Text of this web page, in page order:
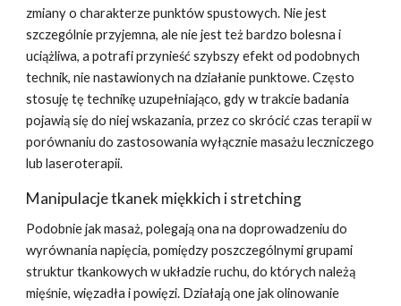
zmiany o charakterze punktów spustowych. Nie jest
szczególnie przyjemna, ale nie jest też bardzo bolesna i
uciążliwa, a potrafi przynieść szybszy efekt od podobnych
technik, nie nastawionych na działanie punktowe. Często
stosuję tę technikę uzupełniająco, gdy w trakcie badania
pojawią się do niej wskazania, przez co skrócić czas terapii w
porównaniu do zastosowania wyłącznie masażu leczniczego
lub laseroterapii.
Manipulacje tkanek miękkich i stretching
Podobnie jak masaż, polegają ona na doprowadzeniu do
wyrównania napięcia, pomiędzy poszczególnymi grupami
struktur tkankowych w układzie ruchu, do których należą
mięśnie, więzadła i powięzi. Działają one jak olinowanie